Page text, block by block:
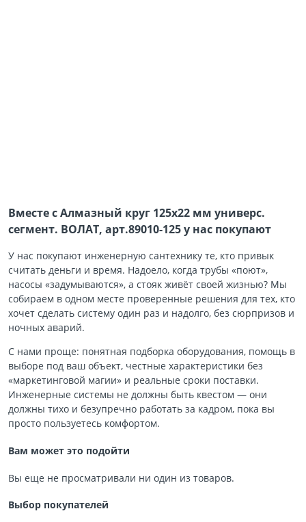
Вместе с Алмазный круг 125х22 мм универс.
сегмент. ВОЛАТ, арт.89010-125 у нас покупают
У нас покупают инженерную сантехнику те, кто привык
считать деньги и время. Надоело, когда трубы «поют»,
насосы «задумываются», а стояк живёт своей жизнью? Мы
собираем в одном месте проверенные решения для тех, кто
хочет сделать систему один раз и надолго, без сюрпризов и
ночных аварий.
С нами проще: понятная подборка оборудования, помощь в
выборе под ваш объект, честные характеристики без
«маркетинговой магии» и реальные сроки поставки.
Инженерные системы не должны быть квестом — они
должны тихо и безупречно работать за кадром, пока вы
просто пользуетесь комфортом.
Вам может это подойти
Вы еще не просматривали ни один из товаров.
Выбор покупателей